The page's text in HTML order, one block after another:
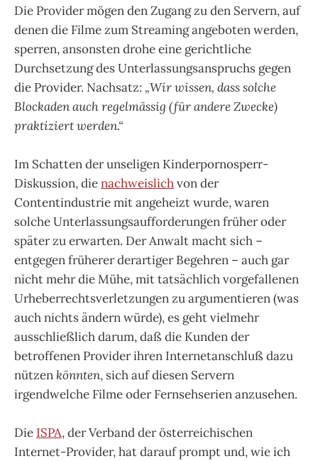
Die Provider mögen den Zugang zu den Servern, auf
denen die Filme zum Streaming angeboten werden,
sperren, ansonsten drohe eine gerichtliche
Durchsetzung des Unterlassungsanspruchs gegen
die Provider. Nachsatz: „Wir wissen, dass solche
Blockaden auch regelmässig (für andere Zwecke)
praktiziert werden.“
Im Schatten der unseligen Kinderpornosperr-
Diskussion, dienachweislichvon der
Contentindustrie mit angeheizt wurde, waren
solche Unterlassungsaufforderungen früher oder
später zu erwarten. Der Anwalt macht sich –
entgegen früherer derartiger Begehren – auch gar
nicht mehr die Mühe, mit tatsächlich vorgefallenen
Urheberrechtsverletzungen zu argumentieren (was
auch nichts ändern würde), es geht vielmehr
ausschließlich darum, daß die Kunden der
betroffenen Provider ihren Internetanschluß dazu
nützen könnten, sich auf diesen Servern
irgendwelche Filme oder Fernsehserien anzusehen.
Die ISPA, der Verband der österreichischen
Internet-Provider, hat darauf prompt und, wie ich